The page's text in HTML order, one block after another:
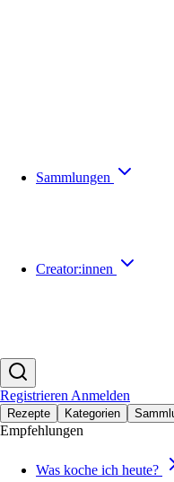
Sammlungen
Creator:innen
Registrieren Anmelden
Rezepte Kategorien
Empfehlungen
Was koche ich heute?